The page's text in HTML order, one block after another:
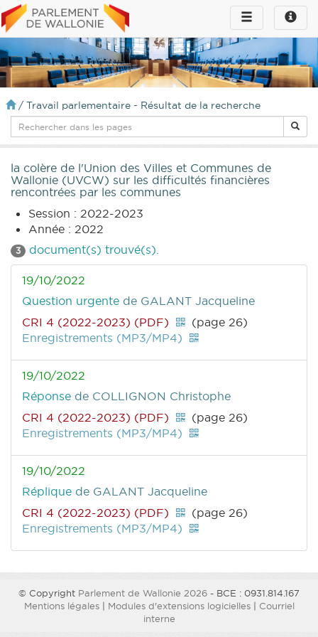
Toggle
infos
Toggle
navigation
/ Travail parlementaire - Résultat de la recherche
la colère de l'Union des Villes et Communes de
Wallonie (UVCW) sur les difficultés financières
rencontrées par les communes
Session : 2022-2023
Année : 2022
3 document(s) trouvé(s).
19/10/2022
Question urgente de GALANT Jacqueline
CRI 4 (2022-2023) (PDF)
(page 26)
Enregistrements (MP3/MP4)
19/10/2022
Réponse de COLLIGNON Christophe
CRI 4 (2022-2023) (PDF)
(page 26)
Enregistrements (MP3/MP4)
19/10/2022
Réplique de GALANT Jacqueline
CRI 4 (2022-2023) (PDF)
(page 26)
Enregistrements (MP3/MP4)
© Copyright Parlement de Wallonie 2026 - BCE : 0931.814.167
Mentions légales| Modules d'extensions logicielles| Courriel
interne